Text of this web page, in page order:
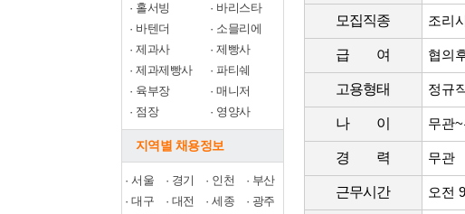
· 홀서빙 · 바리스타
· 바텐더 · 소믈리에
·제과사 ·제빵사
·제과제빵사 ·파티쉐
· 육부장 ·매니저
· 점장 · 영양사
지역별 채용정보
· 서울 · 경기 · 인천 · 부산
· 대구 · 대전 · 세종 · 광주
모집직종 조리
급 여 협의
고용형태 정규
나 이 무관
경 력 무관
근무시간 오전